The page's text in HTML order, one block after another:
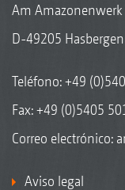
Am
D-49205
Teléfono:+49
Fax: +49 (0)5405
Correo electrónico:
Aviso legal